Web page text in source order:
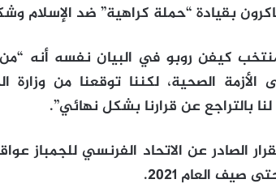
بقيادة “حملة كراهية” ضد الإسلام
كيفن روبو في البيان نفسه أنه “من
الصحية، لكننا توقعنا من وزارة
بالتراجع عن قرارنا بشكل نهائي”.
الصادر عن الاتحاد الفرنسي للجمباز
العام 2021.